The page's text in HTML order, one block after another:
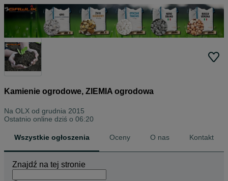
Kamienie ogrodowe, ZIEMIA ogrodowa
Na OLX od grudnia 2015
Ostatnio online dziś o 06:20
Wszystkie ogłoszenia Oceny O nas Kontakt
Znajdź na tej stronie